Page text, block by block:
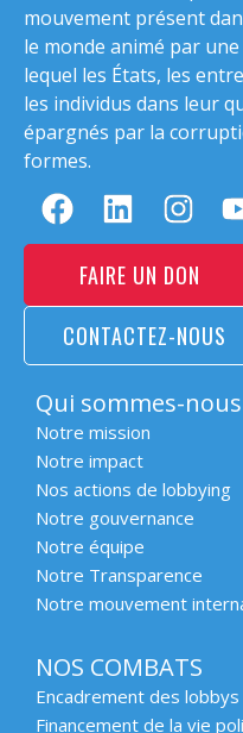
mouvement présent
le monde animé par
lequel les États, les
les individus dans leur
épargnés par la
formes.
FAIRE UN DON
CONTACTEZ-NOUS
Qui sommes-nous
Notre mission
Notre impact
Nos actions de lobbying
Notre gouvernance
Notre équipe
Notre Transparence
Notre mouvement
NOS COMBATS
Encadrement des lobbys
Financement de la vie